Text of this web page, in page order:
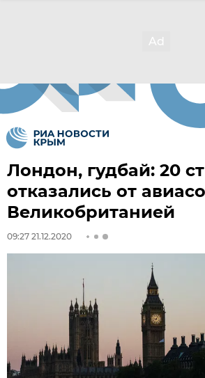
Лондон, гудбай: 20
отказались от
Великобританией
09:27 21.12.2020